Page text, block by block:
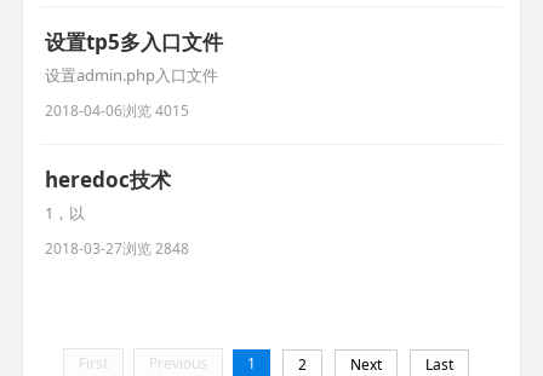
设置tp5多入口文件
设置admin.php入口文件
2018-04-06浏览 4015
heredoc技术
1，以
2018-03-27浏览 2848
First Previous 1 2 Next Last